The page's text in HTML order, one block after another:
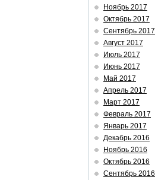
Ноябрь 2017
Октябрь 2017
Сентябрь 2017
Август 2017
Июль 2017
Июнь 2017
Май 2017
Апрель 2017
Март 2017
Февраль 2017
Январь 2017
Декабрь 2016
Ноябрь 2016
Октябрь 2016
Сентябрь 2016